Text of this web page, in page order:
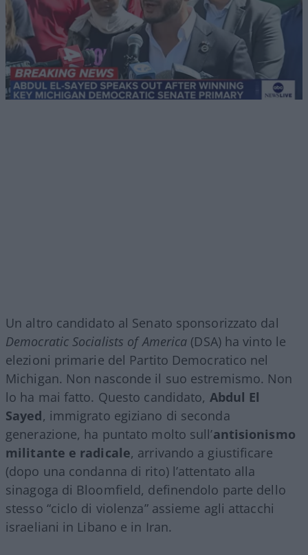
Un altro candidato al Senato sponsorizzato dal
Democratic Socialists of America (DSA) ha vinto le
elezioni primarie del Partito Democratico nel
Michigan. Non nasconde il suo estremismo. Non
lo ha mai fatto. Questo candidato, Abdul El
Sayed, immigrato egiziano di seconda
generazione, ha puntato molto sull’antisionismo
militante e radicale, arrivando a giustificare
(dopo una condanna di rito) l’attentato alla
sinagoga di Bloomfield, definendolo parte dello
stesso “ciclo di violenza” assieme agli attacchi
israeliani in Libano e in Iran.